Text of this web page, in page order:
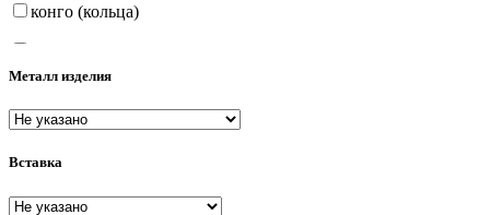
конго (кольца)
пусеты (гвоздики)
Металл изделия
Вставка